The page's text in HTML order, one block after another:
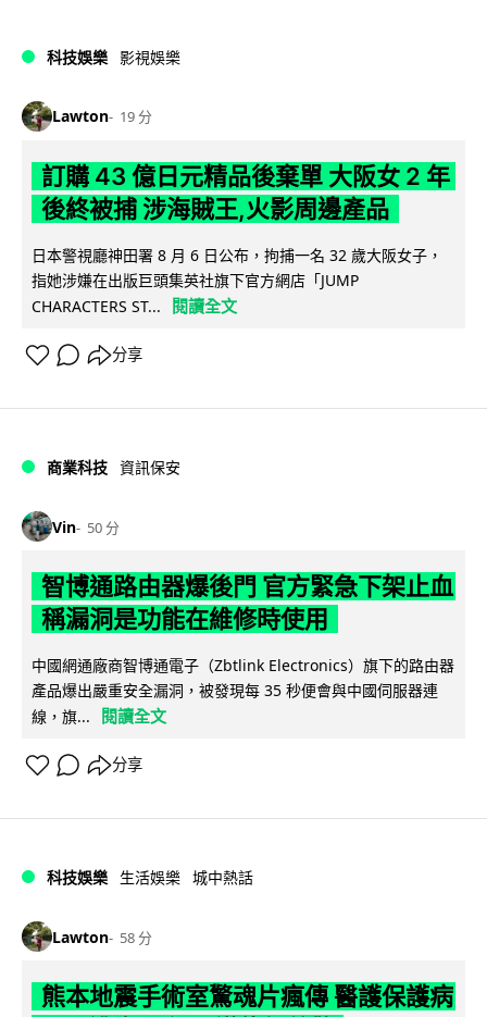
科技娛樂 影視娛樂
Lawton 19 分
訂購 43 億日元精品後棄單 大阪女 2 年
後終被捕 涉海賊王,火影周邊產品
日本警視廳神田署 8 月 6 日公布，拘捕一名 32 歲大阪女子，
指她涉嫌在出版巨頭集英社旗下官方網店「JUMP
CHARACTERS ST...
閱讀全文
分享
商業科技 資訊保安
Vin 50 分
智博通路由器爆後門 官方緊急下架止血
稱漏洞是功能在維修時使用
中國網通廠商智博通電子（Zbtlink Electronics）旗下的路由器
產品爆出嚴重安全漏洞，被發現每 35 秒便會與中國伺服器連
線，旗...
閱讀全文
分享
科技娛樂 生活娛樂 城中熱話
Lawton 58 分
熊本地震手術室驚魂片瘋傳 醫護保護病